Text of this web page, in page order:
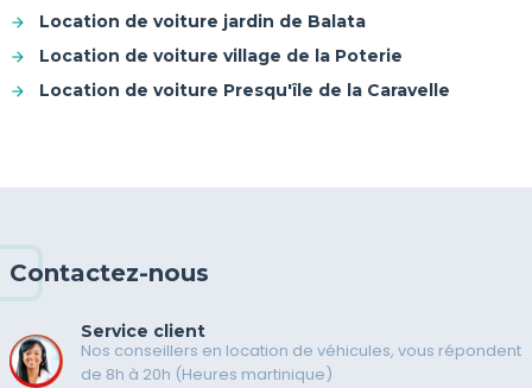
Location de voiture jardin de Balata
Location de voiture village de la Poterie
Location de voiture Presqu'île de la Caravelle
Contactez-nous
Service client
Nos conseillers en location de véhicules, vous répondent
de 8h à 20h (Heures martinique)